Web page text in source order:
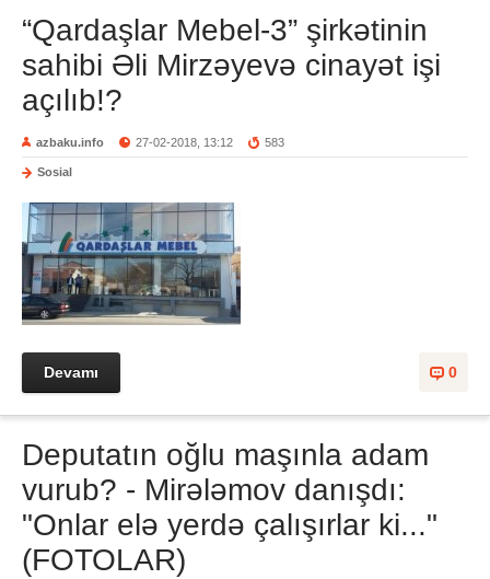
“Qardaşlar Mebel-3” şirkətinin
sahibi Əli Mirzəyevə cinayət işi
açılıb!?
azbaku.info 27-02-2018, 13:12 583
Sosial
0
Devamı
Deputatın oğlu maşınla adam
vurub? - Mirələmov danışdı:
"Onlar elə yerdə çalışırlar ki..."
(FOTOLAR)